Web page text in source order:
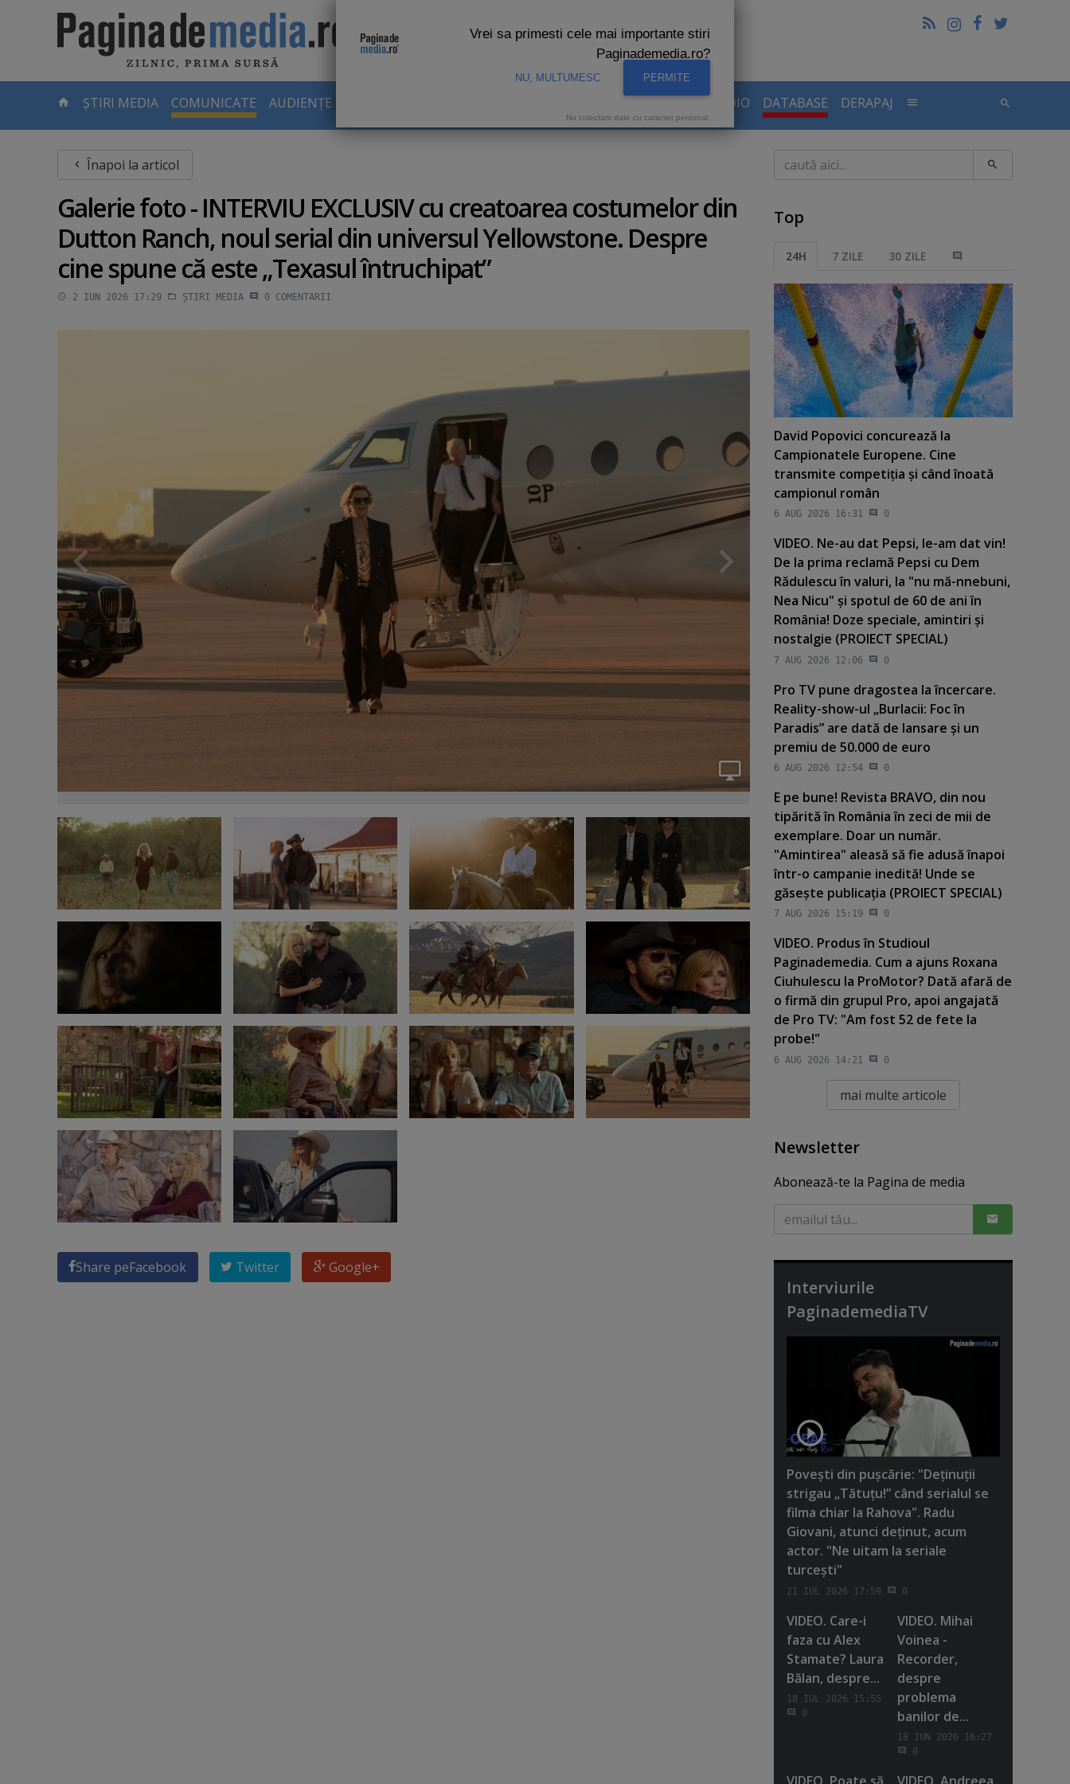
ȘTIRI MEDIA COMUNICATE AUDIENȚE TV AUDIENTE RADIO DATABASE DERAPAJ
Înapoi la articol
Galerie foto - INTERVIU EXCLUSIV cu creatoarea costumelor din
Dutton Ranch, noul serial din universul Yellowstone. Despre
cine spune că este „Texasul întruchipat”
2 IUN 2026 17:29 ȘTIRI MEDIA 0 COMENTARII
Share peFacebook Twitter Google+
Caută
Top
24H 7 ZILE 30 ZILE
David Popovici concurează la
Campionatele Europene. Cine
transmite competiţia şi când înoată
campionul român
6 AUG 2026 16:31 0
VIDEO. Ne-au dat Pepsi, le-am dat vin!
De la prima reclamă Pepsi cu Dem
Rădulescu în valuri, la "nu mă-nnebuni,
Nea Nicu" şi spotul de 60 de ani în
România! Doze speciale, amintiri şi
nostalgie (PROIECT SPECIAL)
7 AUG 2026 12:06 0
Pro TV pune dragostea la încercare.
Reality-show-ul „Burlacii: Foc în
Paradis” are dată de lansare şi un
premiu de 50.000 de euro
6 AUG 2026 12:54 0
E pe bune! Revista BRAVO, din nou
tipărită în România în zeci de mii de
exemplare. Doar un număr.
"Amintirea" aleasă să fie adusă înapoi
într-o campanie inedită! Unde se
găseşte publicaţia (PROIECT SPECIAL)
7 AUG 2026 15:19 0
VIDEO. Produs în Studioul
Paginademedia. Cum a ajuns Roxana
Ciuhulescu la ProMotor? Dată afară de
o firmă din grupul Pro, apoi angajată
de Pro TV: "Am fost 52 de fete la
probe!"
6 AUG 2026 14:21 0
mai multe articole
Newsletter
Abonează-te la Pagina de media
Interviurile
PaginademediaTV
Poveşti din puşcărie: "Deţinuţii
strigau „Tătuţu!” când serialul se
filma chiar la Rahova". Radu
Giovani, atunci deţinut, acum
actor. "Ne uitam la seriale
turceşti"
21 IUL 2026 17:59 0
VIDEO. Care-i
faza cu Alex
Stamate? Laura
Bălan, despre...
18 IUL 2026 15:55
0
VIDEO. Mihai
Voinea -
Recorder,
despre
problema
banilor de...
18 IUN 2026 16:27
0
Vrei sa primesti cele mai importante stiri
Paginademedia.ro?
NU, MULTUMESC PERMITE
Nu colectam date cu caracter personal.